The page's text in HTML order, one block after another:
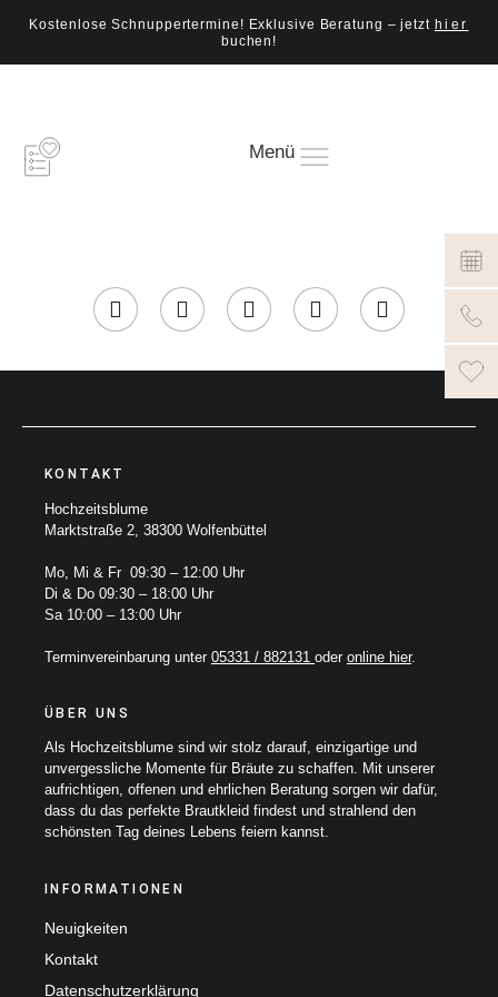
Kostenlose Schnuppertermine! Exklusive Beratung – jetzt hier
buchen!
Menü
KONTAKT
Hochzeitsblume
Marktstraße 2, 38300 Wolfenbüttel
Mo, Mi & Fr 09:30 – 12:00 Uhr
Di & Do 09:30 – 18:00 Uhr
Sa 10:00 – 13:00 Uhr
Terminvereinbarung unter 05331 / 882131 oder online hier.
ÜBER UNS
Als Hochzeitsblume sind wir stolz darauf, einzigartige und
unvergessliche Momente für Bräute zu schaffen. Mit unserer
aufrichtigen, offenen und ehrlichen Beratung sorgen wir dafür,
dass du das perfekte Brautkleid findest und strahlend den
schönsten Tag deines Lebens feiern kannst.
INFORMATIONEN
Neuigkeiten
Kontakt
Datenschutzerklärung